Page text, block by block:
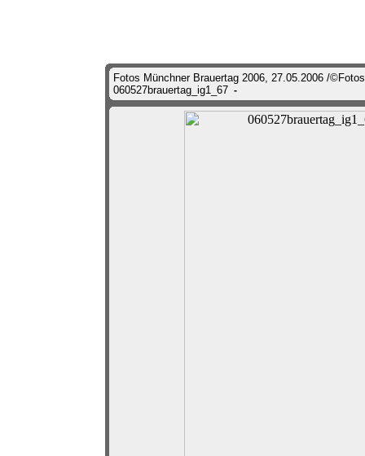
Fotos Münchner Brauertag 2006, 27.05.2006 /
060527brauertag_ig1_67 -